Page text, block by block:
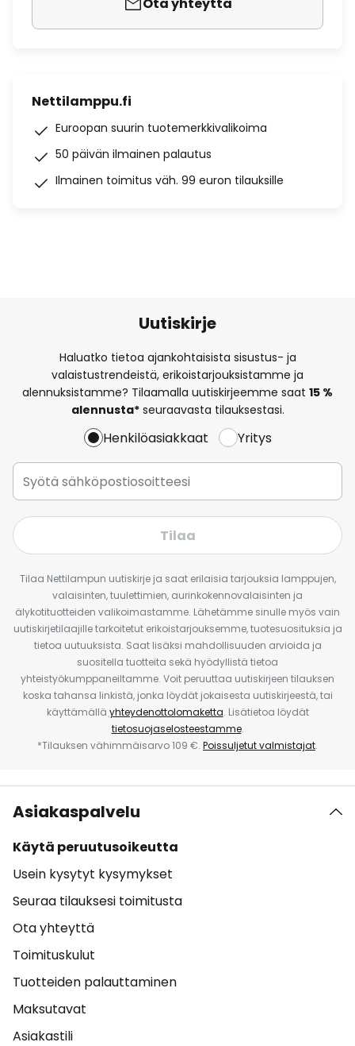
Nettilamppu.fi
Euroopan suurin tuotemerkkivalikoima
50 päivän ilmainen palautus
Ilmainen toimitus väh. 99 euron tilauksille
Uutiskirje
Haluatko tietoa ajankohtaisista sisustus- ja
valaistustrendeistä, erikoistarjouksistamme ja
alennuksistamme? Tilaamalla uutiskirjeemme saat 15 %
alennusta*seuraavasta tilauksestasi.
Henkilöasiakkaat Yritys
Tilaa
Tilaa Nettilampun uutiskirje ja saat erilaisia tarjouksia lamppujen,
valaisinten, tuulettimien, aurinkokennovalaisinten ja
älykotituotteiden valikoimastamme. Lähetämme sinulle myös vain
uutiskirjetilaajille tarkoitetut erikoistarjouksemme, tuotesuosituksia ja
tietoa uutuuksista. Saat lisäksi mahdollisuuden arvioida ja
suositella tuotteita sekä hyödyllistä tietoa
yhteistyökumppaneiltamme. Voit peruuttaa uutiskirjeen tilauksen
koska tahansa linkistä, jonka löydät jokaisesta uutiskirjeestä, tai
käyttämällä yhteydenottolomaketta. Lisätietoa löydät
tietosuojaselosteestamme.
*Tilauksen vähimmäisarvo 109 €. Poissuljetut valmistajat.
Asiakaspalvelu
Käytä peruutusoikeutta
Usein kysytyt kysymykset
Seuraa tilauksesi toimitusta
Ota yhteyttä
Toimituskulut
Tuotteiden palauttaminen
Maksutavat
Asiakastili